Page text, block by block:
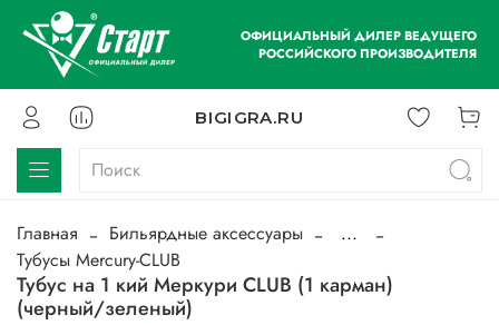
ОФИЦИАЛЬНЫЙ ДИЛЕР ВЕДУЩЕГО
РОССИЙСКОГО ПРОИЗВОДИТЕЛЯ
BIGIGRA.RU
Главная Бильярдные аксессуары
...
Тубусы Mercury-CLUB
Тубус на 1 кий Меркури CLUB (1 карман)
(черный/зеленый)